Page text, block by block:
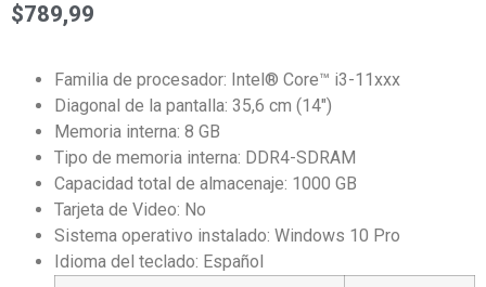
$789,99
Familia de procesador: Intel® Core™ i3-11xxx
Diagonal de la pantalla: 35,6 cm (14″)
Memoria interna: 8 GB
Tipo de memoria interna: DDR4-SDRAM
Capacidad total de almacenaje: 1000 GB
Tarjeta de Video: No
Sistema operativo instalado: Windows 10 Pro
Idioma del teclado: Español